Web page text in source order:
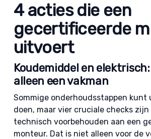
4 acties die een
gecertificeerde
uitvoert
Koudemiddel en
alleen een vakman
Sommige onderhoudsstappen kunt
doen, maar vier cruciale checks
technisch voorbehouden aan een
monteur. Dat is niet alleen voor de